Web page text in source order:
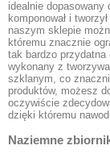
idealnie
komponował i
naszym sklepie
któremu znacznie
tak bardzo przydatna
wykonany z
szklanym, co
produktów, możesz
oczywiście
dzięki któremu
Naziemne